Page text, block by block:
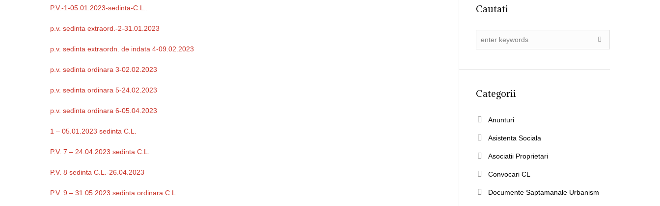
P.V.-1-05.01.2023-sedinta-C.L..
p.v. sedinta extraord.-2-31.01.2023
p.v. sedinta extraordn. de indata 4-09.02.2023
p.v. sedinta ordinara 3-02.02.2023
p.v. sedinta ordinara 5-24.02.2023
p.v. sedinta ordinara 6-05.04.2023
1 – 05.01.2023 sedinta C.L.
P.V. 7 – 24.04.2023 sedinta C.L.
P.V. 8 sedinta C.L.-26.04.2023
P.V. 9 – 31.05.2023 sedinta ordinara C.L.
Cautati
Categorii
Anunturi
Asistenta Sociala
Asociatii Proprietari
Convocari CL
Documente Saptamanale Urbanism